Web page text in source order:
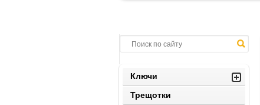
Ключи
Трещотки